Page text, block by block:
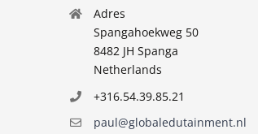
Adres
Spangahoekweg 50
8482 JH Spanga
Netherlands
+316.54.39.85.21
paul@globaledutainment.nl